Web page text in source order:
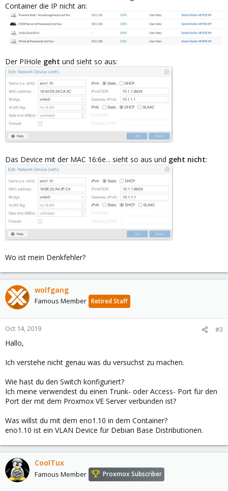
Container die IP nicht an:
Der PIHole geht und sieht so aus:
Das Device mit der MAC 16:6e... sieht so aus und geht nicht:
Wo ist mein Denkfehler?
wolfgang
Famous Member Retired Staff
Oct 14, 2019 #3
Hallo,
Ich verstehe nicht genau was du versuchst zu machen.
Wie hast du den Switch konfiguriert?
Ich meine verwendest du einen Trunk- oder Access- Port für den
Port der mit dem Proxmox VE Server verbunden ist?
Was willst du mit dem eno1.10 in dem Container?
eno1.10 ist ein VLAN Device für Debian Base Distributionen.
CoolTux
Famous Member Proxmox Subscriber